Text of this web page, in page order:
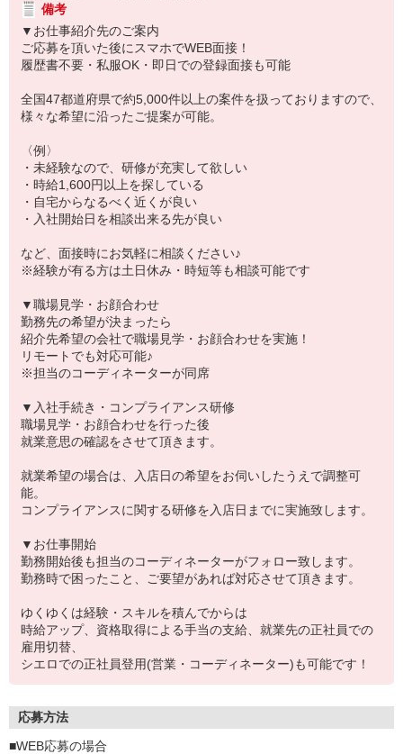
備考
▼お仕事紹介先のご案内
ご応募を頂いた後にスマホでWEB面接！
履歴書不要・私服OK・即日での登録面接も可能
全国47都道府県で約5,000件以上の案件を扱っておりますので、
様々な希望に沿ったご提案が可能。
〈例〉
・未経験なので、研修が充実して欲しい
・時給1,600円以上を探している
・自宅からなるべく近くが良い
・入社開始日を相談出来る先が良い
など、面接時にお気軽に相談ください♪
※経験が有る方は土日休み・時短等も相談可能です
▼職場見学・お顔合わせ
勤務先の希望が決まったら
紹介先希望の会社で職場見学・お顔合わせを実施！
リモートでも対応可能♪
※担当のコーディネーターが同席
▼入社手続き・コンプライアンス研修
職場見学・お顔合わせを行った後
就業意思の確認をさせて頂きます。
就業希望の場合は、入店日の希望をお伺いしたうえで調整可
能。
コンプライアンスに関する研修を入店日までに実施致します。
▼お仕事開始
勤務開始後も担当のコーディネーターがフォロー致します。
勤務時で困ったこと、ご要望があれば対応させて頂きます。
ゆくゆくは経験・スキルを積んでからは
時給アップ、資格取得による手当の支給、就業先の正社員での
雇用切替、
シエロでの正社員登用(営業・コーディネーター)も可能です！
応募方法
■WEB応募の場合